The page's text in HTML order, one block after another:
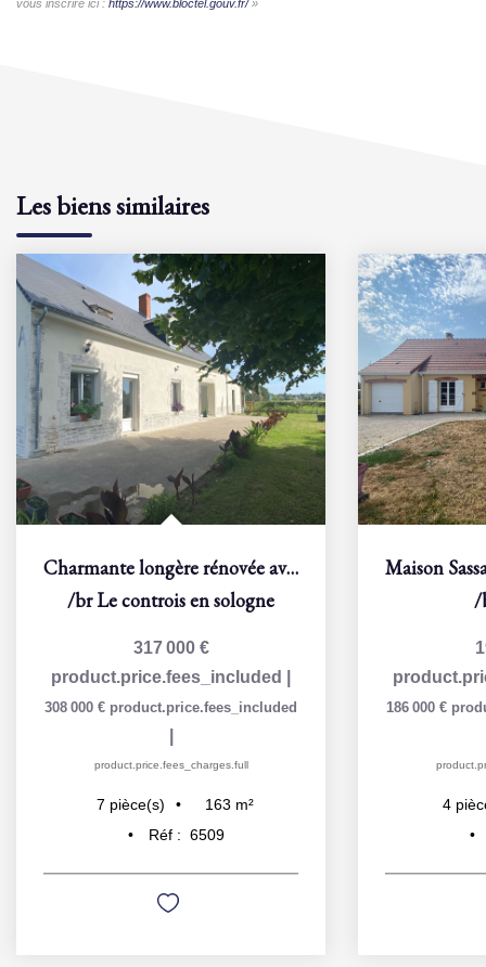
vous inscrire ici : https://www.bloctel.gouv.fr/»
Les biens similaires
Charmante longère rénovée avec goût à Contres 163 m²
/brLe controis en sologne
317 000 €
product.price.fees_included
308 000 € product.price.fees_included
product.price.fees_charges.full
7 pièce(s) 163 m²
Réf : 6509
/
186 000 €
4